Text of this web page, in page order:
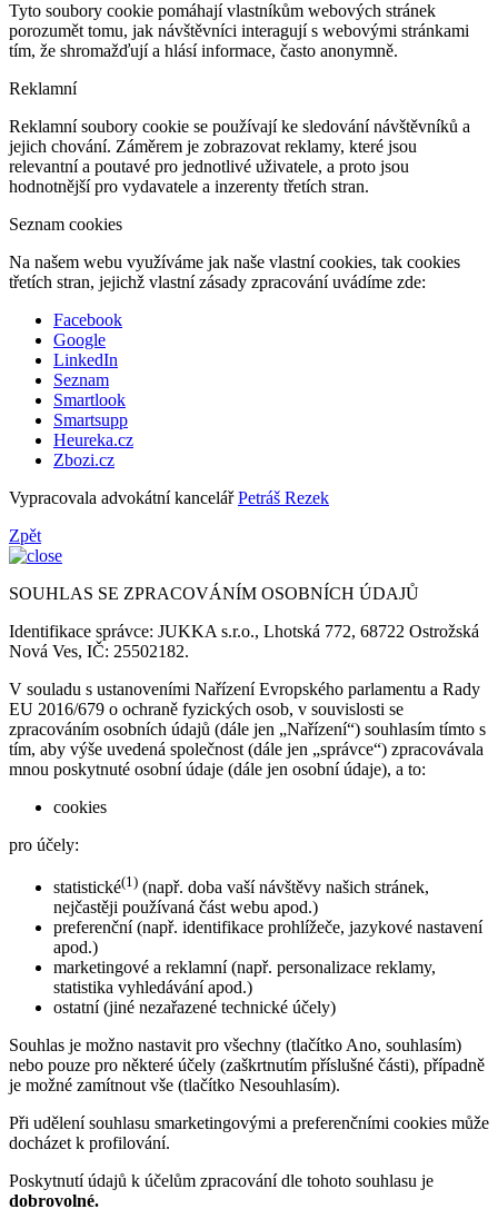
Tyto soubory cookie pomáhají vlastníkům webových stránek
porozumět tomu, jak návštěvníci interagují s webovými stránkami
tím, že shromažďují a hlásí informace, často anonymně.
Reklamní
Reklamní soubory cookie se používají ke sledování návštěvníků a
jejich chování. Záměrem je zobrazovat reklamy, které jsou
relevantní a poutavé pro jednotlivé uživatele, a proto jsou
hodnotnější pro vydavatele a inzerenty třetích stran.
Seznam cookies
Na našem webu využíváme jak naše vlastní cookies, tak cookies
třetích stran, jejichž vlastní zásady zpracování uvádíme zde:
Facebook
Google
LinkedIn
Seznam
Smartlook
Smartsupp
Heureka.cz
Zbozi.cz
Vypracovala advokátní kancelářPetráš Rezek
Zpět
SOUHLAS SE ZPRACOVÁNÍM OSOBNÍCH ÚDAJŮ
Identifikace správce: JUKKA s.r.o., Lhotská 772, 68722 Ostrožská
Nová Ves, IČ: 25502182.
V souladu s ustanoveními Nařízení Evropského parlamentu a Rady
EU 2016/679 o ochraně fyzických osob, v souvislosti se
zpracováním osobních údajů (dále jen „Nařízení“) souhlasím tímto s
tím, aby výše uvedená společnost (dále jen „správce“) zpracovávala
mnou poskytnuté osobní údaje (dále jen osobní údaje), a to:
cookies
pro účely:
statistické(1) (např. doba vaší návštěvy našich stránek,
nejčastěji používaná část webu apod.)
preferenční (např. identifikace prohlížeče, jazykové nastavení
apod.)
marketingové a reklamní (např. personalizace reklamy,
statistika vyhledávání apod.)
ostatní (jiné nezařazené technické účely)
Souhlas je možno nastavit pro všechny (tlačítko Ano, souhlasím)
nebo pouze pro některé účely (zaškrtnutím příslušné části), případně
je možné zamítnout vše (tlačítko Nesouhlasím).
Při udělení souhlasu smarketingovými a preferenčními cookies může
docházet k profilování.
Poskytnutí údajů k účelům zpracování dle tohoto souhlasu je
dobrovolné.